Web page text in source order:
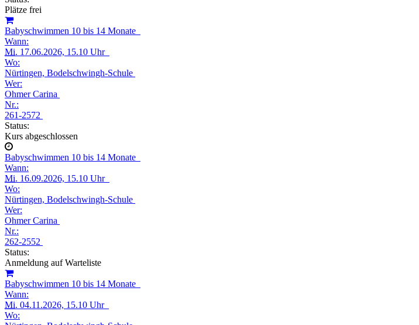
Plätze frei
Babyschwimmen 10 bis 14 Monate
Wann:
Mi. 17.06.2026, 15.10 Uhr
Wo:
Nürtingen, Bodelschwingh-Schule
Wer:
Ohmer Carina
Nr.:
261-2572
Status:
Kurs abgeschlossen
Babyschwimmen 10 bis 14 Monate
Wann:
Mi. 16.09.2026, 15.10 Uhr
Wo:
Nürtingen, Bodelschwingh-Schule
Wer:
Ohmer Carina
Nr.:
262-2552
Status:
Anmeldung auf Warteliste
Babyschwimmen 10 bis 14 Monate
Wann:
Mi. 04.11.2026, 15.10 Uhr
Wo: